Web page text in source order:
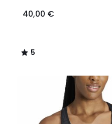
40,00 €
5
/